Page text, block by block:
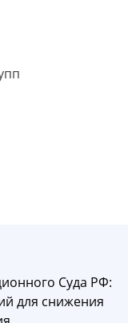
Суда РФ:
для снижения